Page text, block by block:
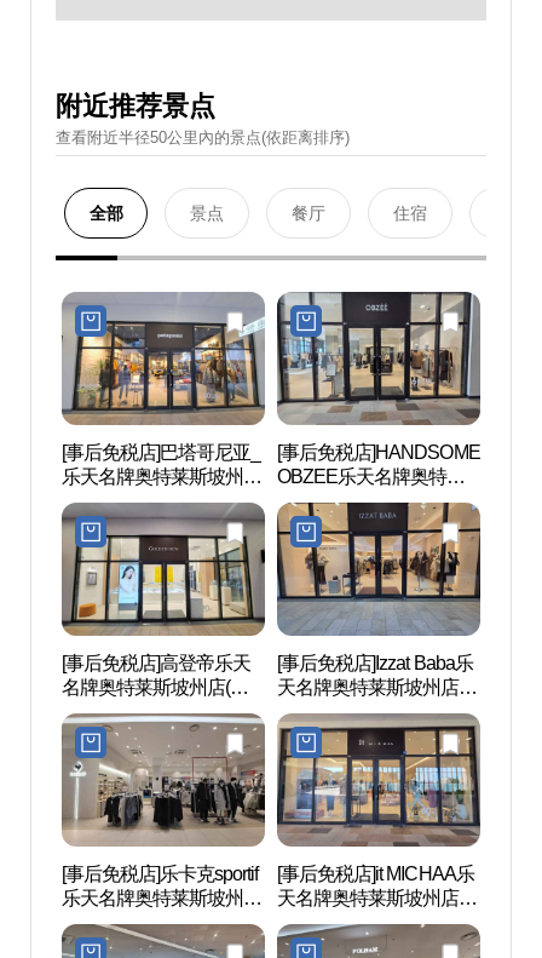
附近推荐景点
查看附近半径50公里內的景点(依距离排序)
全部 景点 餐厅 住宿
[事后免税店]巴塔哥尼亚_
乐天名牌奥特莱斯坡州店
(파타고니아 롯데프리미
엄아울렛 파주점)
[事后免税店]HANDSOME
OBZEE乐天名牌奥特莱
斯坡州店(오브제 롯데프
리미엄아울렛 파주점)
[事后免税店]高登帝乐天
名牌奥特莱斯坡州店(골
든듀 롯데프리미엄아울
렛 파주점)
[事后免税店]Izzat Baba乐
天名牌奥特莱斯坡州店
(아이잗바바 롯데프리미
엄아울렛 파주점)
[事后免税店]乐卡克sportif
乐天名牌奥特莱斯坡州店
(르꼬끄스포르티브 롯데
프리미엄아울렛 파주점)
[事后免税店]it MICHAA乐
天名牌奥特莱斯坡州店
(잇미샤 롯데프리미엄아
울렛 파주점)